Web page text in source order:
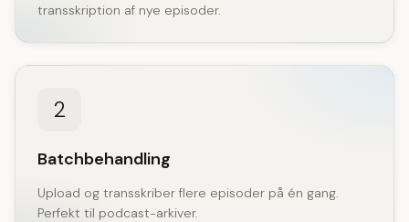
transskription af nye episoder.
2
Batchbehandling
Upload og transskriber flere episoder på én gang.
Perfekt til podcast-arkiver.